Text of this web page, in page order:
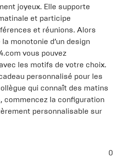
joyeux. Elle supporte
et participe
et réunions. Alors
monotonie d’un design
vous pouvez
les motifs de votre choix.
personnalisé pour les
qui connaît des matins
commencez la configuration
personnalisable sur
0